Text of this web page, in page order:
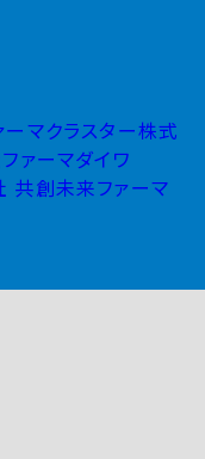
ーマクラスター株式
ァーマダイワ
共創未来ファーマ